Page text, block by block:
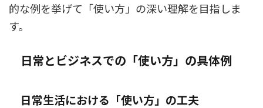
的な例を挙げて「使い方」の深い理解を目指しま
す。
日常とビジネスでの「使い方」の具体例
日常生活における「使い方」の工夫